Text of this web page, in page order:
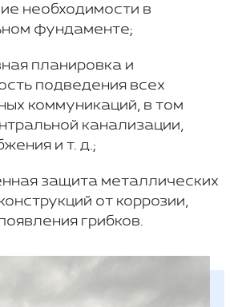
необходимости в
фундаменте;
планировка и
подведения всех
коммуникаций, в том
канализации,
и т. д.;
защита металлических
от коррозии,
грибков.